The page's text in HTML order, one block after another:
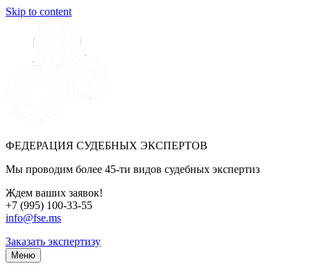
Skip to content
ФЕДЕРАЦИЯ СУДЕБНЫХ ЭКСПЕРТОВ
Мы проводим более 45-ти видов судебных экспертиз
Ждем ваших заявок!
+7 (995) 100-33-55
info@fse.ms
Заказать экспертизу
Меню